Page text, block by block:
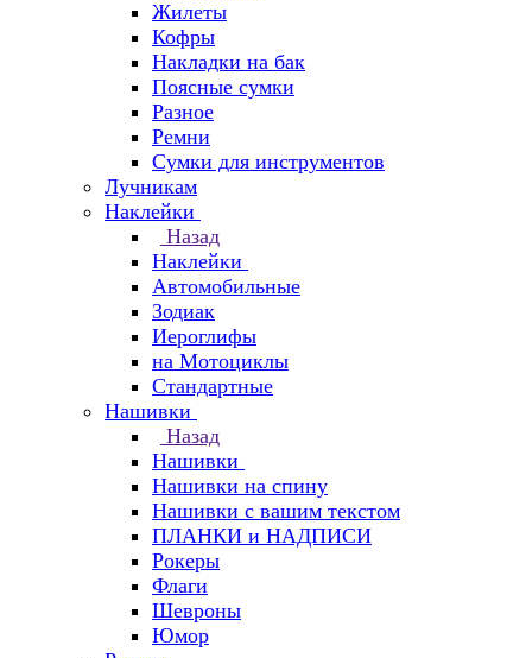
Жилеты
Кофры
Накладки на бак
Поясные сумки
Разное
Ремни
Сумки для инструментов
Лучникам
Наклейки
Назад
Наклейки
Автомобильные
Зодиак
Иероглифы
на Мотоциклы
Стандартные
Нашивки
Назад
Нашивки
Нашивки на спину
Нашивки с вашим текстом
ПЛАНКИ и НАДПИСИ
Рокеры
Флаги
Шевроны
Юмор